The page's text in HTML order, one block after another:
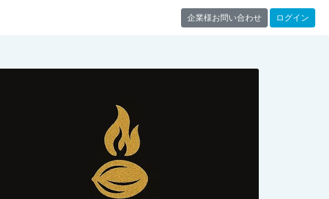
企業様お問い合わせ ログイン